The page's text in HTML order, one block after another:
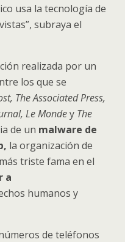
usa la tecnología de
subraya el
realizada por un
los que se
The Associated Press,
Le Mondey The
de un malware de
la organización de
triste fama en el
a
humanos y
de teléfonos